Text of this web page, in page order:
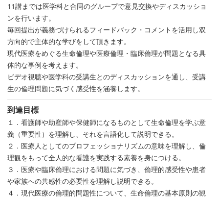
11講までは医学科と合同のグループで意見交換やディスカッショ
ンを行います。
毎回提出が義務づけられるフィードバック・コメントを活用し双
方向的で主体的な学びをして頂きます。
現代医療をめぐる生命倫理や医療倫理・臨床倫理が問題となる具
体的な事例を考えます。
ビデオ視聴や医学科の受講生とのディスカッションを通し、受講
生の倫理問題に気づく感受性を涵養します。
到達目標
１．看護師や助産師や保健師になるものとして生命倫理を学ぶ意
義（重要性）を理解し、それを言語化して説明できる。
２．医療人としてのプロフェッショナリズムの意味を理解し、倫
理観をもって全人的な看護を実践する素養を身につける。
３．医療や臨床倫理における問題に気づき、倫理的感受性や患者
や家族への共感性の必要性を理解し説明できる。
４．現代医療の倫理的問題性について、生命倫理の基本原則の観